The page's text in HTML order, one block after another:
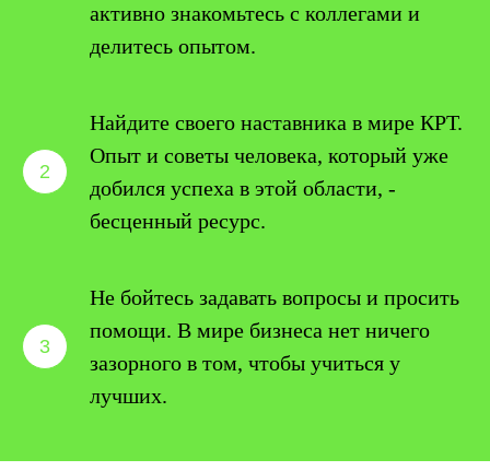
активно знакомьтесь с коллегами и
делитесь опытом.
Найдите своего наставника в мире КРТ.
Опыт и советы человека, который уже
добился успеха в этой области, -
бесценный ресурс.
Не бойтесь задавать вопросы и просить
помощи. В мире бизнеса нет ничего
зазорного в том, чтобы учиться у
лучших.